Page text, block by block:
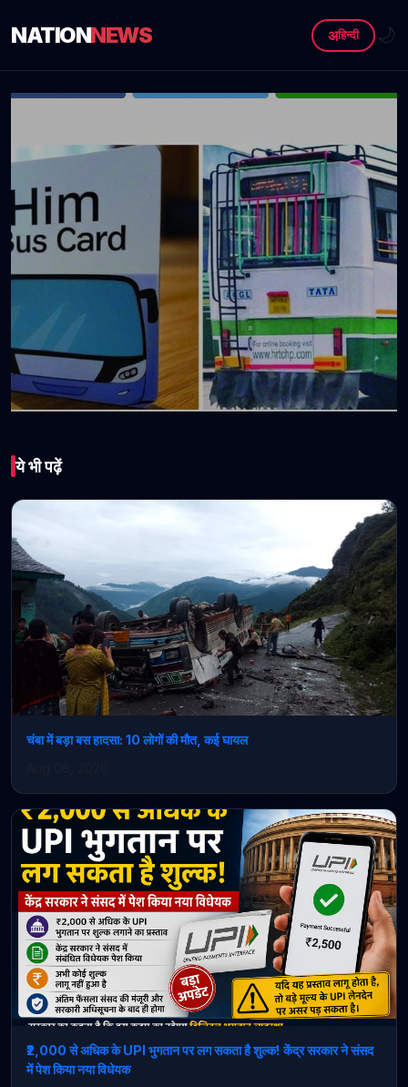
NATIONNEWS अहिन्दी 🌙
31 मार्च तक बनाए जाएंगे
हिमबस कार्ड, अप्रैल से कार्ड न
होने पर लगेगा पूरा किराया*
February 23, 2026 • 1 min read
ये भी पढ़ें
चंबा में बड़ा बस हादसा: 10 लोगों की मौत, कई घायल
₹2,000 से अधिक के UPI भुगतान पर लग सकता है शुल्क! केंद्र सरकार ने संसद
में पेश किया नया विधेयक